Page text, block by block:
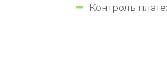
Контроль